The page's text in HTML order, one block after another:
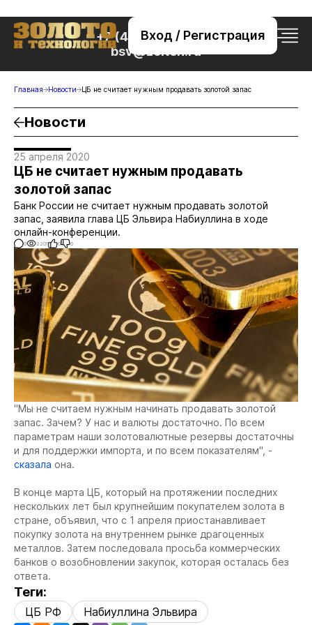
Вход / Регистрация
+7 (495) 221-76-32
bsv@zolteh.ru
Главная Новости ЦБ не считает нужным продавать золотой запас
Новости
25 апреля 2020
ЦБ не считает нужным продавать
золотой запас
Банк России не считает нужным продавать золотой
запас, заявила глава ЦБ Эльвира Набиуллина в ходе
онлайн-конференции.
0 2201 0 0
"Мы не считаем нужным начинать продавать золотой
запас. Зачем? У нас и валюты достаточно. По всем
параметрам наши золотовалютные резервы достаточны
и для поддержки импорта, и по всем показателям", -
сказала она.
В конце марта ЦБ, который на протяжении последних
нескольких лет был крупнейшим покупателем золота в
стране, объявил, что с 1 апреля приостанавливает
покупку золота на внутреннем рынке драгоценных
металлов. Затем последовала просьба коммерческих
банков о возобновлении закупок, которая осталась без
ответа.
Теги:
ЦБ РФ Набиуллина Эльвира